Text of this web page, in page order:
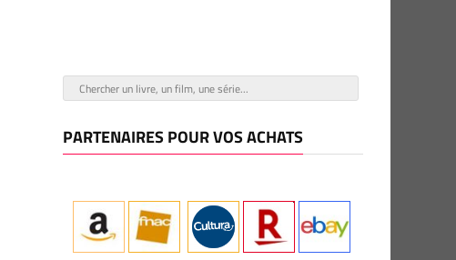
PARTENAIRES POUR VOS ACHATS